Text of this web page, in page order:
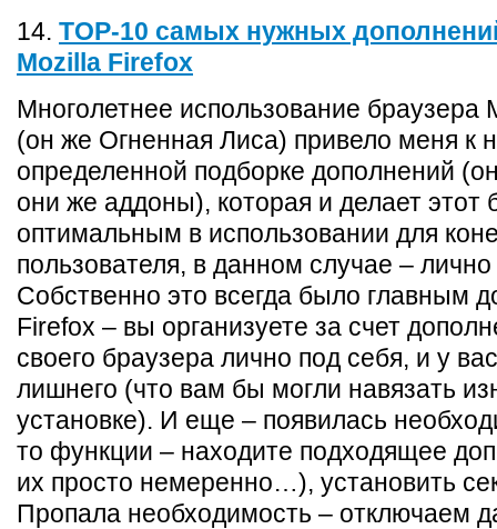
14. TOP-10 самых нужных
Mozilla Firefox
Многолетнее использование браузера
(он же Огненная Лиса) привело меня к
определенной подборке дополнений
они же аддоны), которая и делает этот
оптимальным в использовании для
пользователя, в данном случае –
Собственно это всегда было главным
Firefox – вы организуете за счет
своего браузера лично под себя, и у
лишнего (что вам бы могли навязать
установке). И еще – появилась
то функции – находите подходящее
их просто немеренно…), установить
Пропала необходимость – отключаем